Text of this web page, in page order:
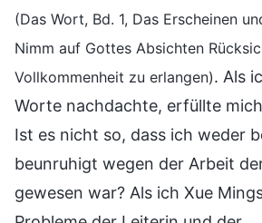
(Das Wort, Bd. 1, Das Erscheinen
Nimm auf Gottes Absichten
Vollkommenheit zu erlangen). Als
Worte nachdachte, erfüllte
Ist es nicht so, dass ich weder
beunruhigt wegen der Arbeit
gewesen war? Als ich Xue